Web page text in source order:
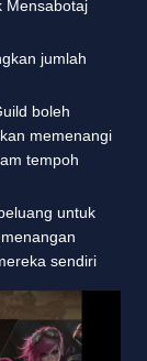
Mensabotaj
jumlah
boleh
memenangi
tempoh
untuk
sendiri